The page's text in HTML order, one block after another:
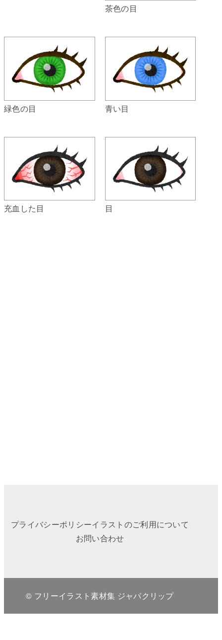
茶色の目
緑色の目 青い目
充血した目 目
プライバシーポリシーイラストのご利用について
お問い合わせ
© フリーイラスト素材集 ジャパクリップ